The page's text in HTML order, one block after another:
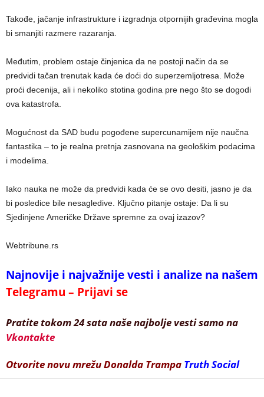
Takođe, jačanje infrastrukture i izgradnja otpornijih građevina mogla
bi smanjiti razmere razaranja.
Međutim, problem ostaje činjenica da ne postoji način da se
predvidi tačan trenutak kada će doći do superzemljotresa. Može
proći decenija, ali i nekoliko stotina godina pre nego što se dogodi
ova katastrofa.
Mogućnost da SAD budu pogođene supercunamijem nije naučna
fantastika – to je realna pretnja zasnovana na geološkim podacima
i modelima.
Iako nauka ne može da predvidi kada će se ovo desiti, jasno je da
bi posledice bile nesagledive. Ključno pitanje ostaje: Da li su
Sjedinjene Američke Države spremne za ovaj izazov?
Webtribune.rs
Najnovije i najvažnije vesti i analize na našem
Telegramu – Prijavi se
Pratite tokom 24 sata naše najbolje vesti samo na
Vkontakte
Otvorite novu mrežu Donalda Trampa Truth Social